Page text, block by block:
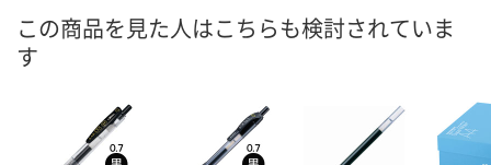
数量 数量
この商品を見た人はこちらも検討されていま
す